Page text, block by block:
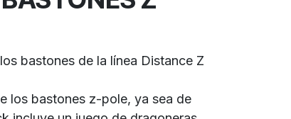
bastones de la línea Distance Z
los bastones z-pole, ya sea de